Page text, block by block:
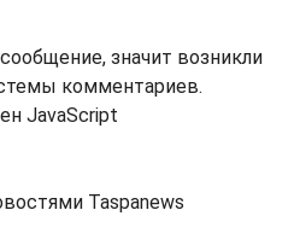
значит возникли
комментариев.
JavaScript
Taspanews